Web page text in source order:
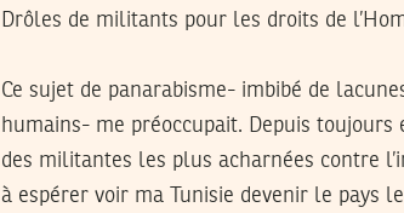
Drôles de militants pour les droits de
Ce sujet de panarabisme- imbibé de
humains- me préoccupait. Depuis
des militantes les plus acharnées contre
à espérer voir ma Tunisie devenir le pays